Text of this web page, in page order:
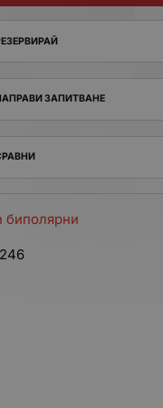
ЗАПИТВАНЕ
биполярни